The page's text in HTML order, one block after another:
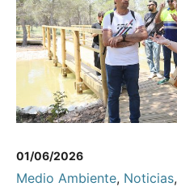
01/06/2026
Medio Ambiente, Noticias,